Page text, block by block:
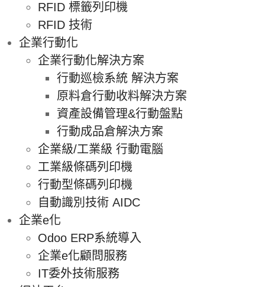
RFID 標籤列印機
RFID 技術
企業行動化
企業行動化解決方案
行動巡檢系統 解決方案
原料倉行動收料解決方案
資產設備管理&行動盤點
行動成品倉解決方案
企業級/工業級 行動電腦
工業級條碼列印機
行動型條碼列印機
自動識別技術 AIDC
企業e化
Odoo ERP系統導入
企業e化顧問服務
IT委外技術服務